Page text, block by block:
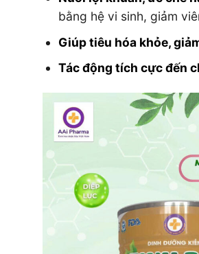
bằng hệ vi sinh, giảm
Giúp tiêu hóa khỏe,
Tác động tích cực đến